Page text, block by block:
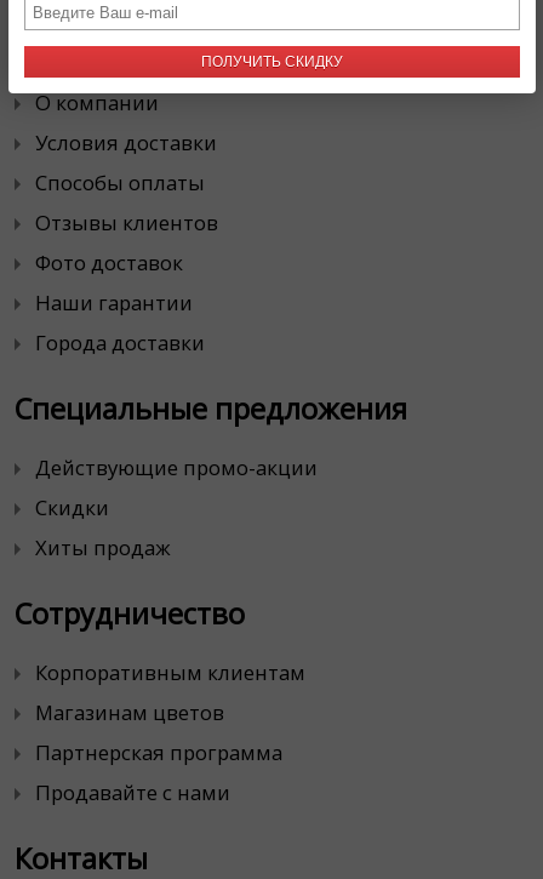
Наша Служба Доставки
О компании
Условия доставки
Способы оплаты
Отзывы клиентов
Фото доставок
Наши гарантии
Города доставки
Специальные предложения
Действующие промо-акции
Скидки
Хиты продаж
Сотрудничество
Корпоративным клиентам
Магазинам цветов
Партнерская программа
Продавайте с нами
Контакты
ПОЛУЧИТЬ СКИДКУ